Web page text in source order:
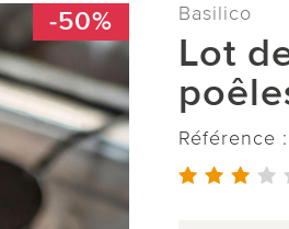
-50% Basilico
Lot
Référence :